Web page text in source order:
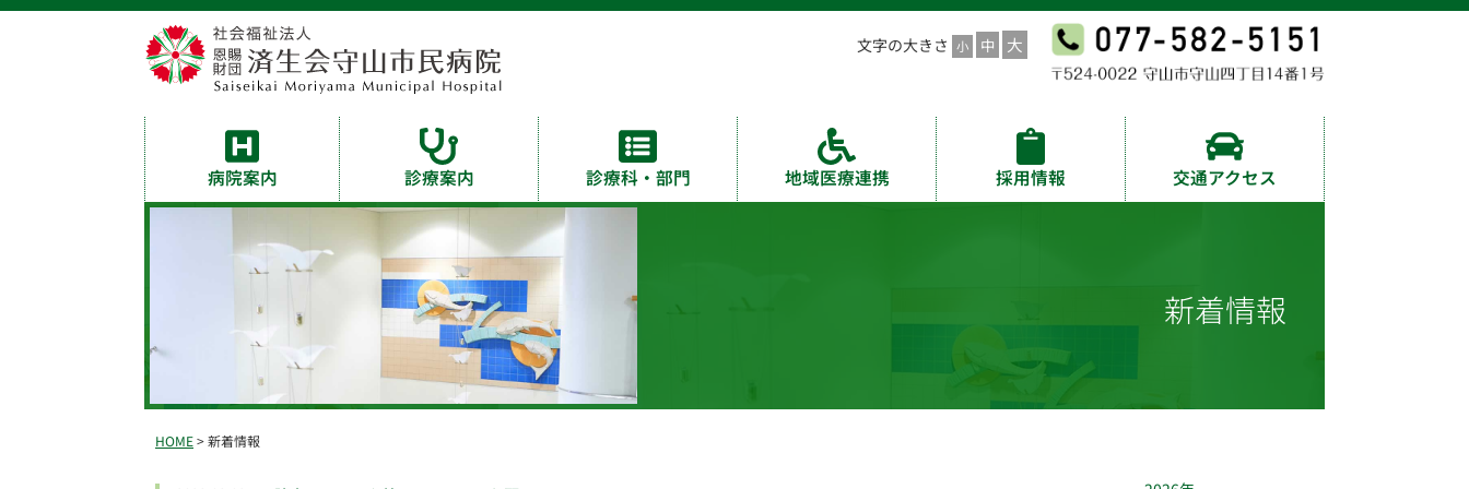
文字の大きさ
病院案内 診療案内 診療科・部門 地域医療連携 採用情報 交通アクセス
新着情報
HOME> 新着情報